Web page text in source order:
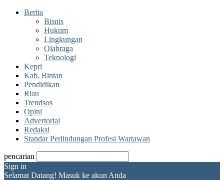
Berita
Bisnis
Hukum
Lingkungan
Olahraga
Teknologi
Kepri
Kab. Bintan
Pendidikan
Riau
Trendsos
Opini
Advertorial
Redaksi
Standar Perlindungan Profesi Wartawan
pencarian
Sign in
Selamat Datang! Masuk ke akun Anda